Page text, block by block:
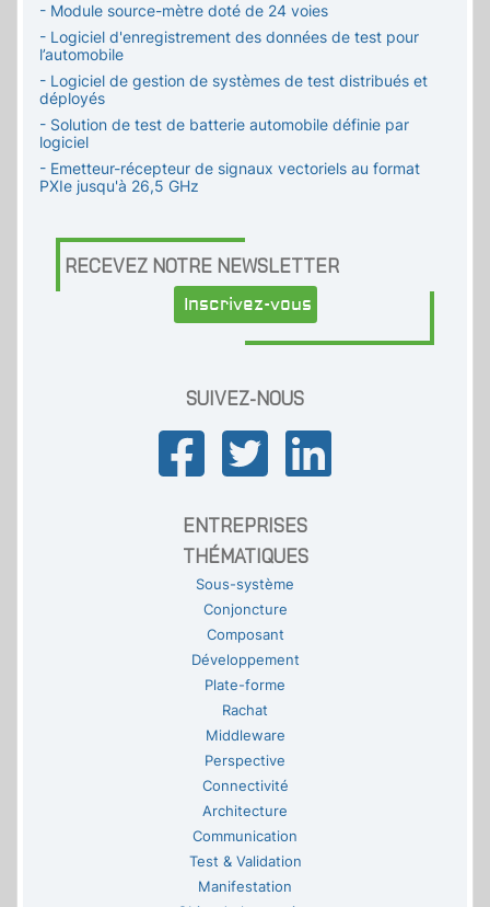
- Module source-mètre doté de 24 voies
- Logiciel d'enregistrement des données de test pour
l’automobile
- Logiciel de gestion de systèmes de test distribués et
déployés
- Solution de test de batterie automobile définie par
logiciel
- Emetteur-récepteur de signaux vectoriels au format
PXIe jusqu'à 26,5 GHz
RECEVEZ NOTRE NEWSLETTER
Inscrivez-vous
SUIVEZ-NOUS
ENTREPRISES
THÉMATIQUES
Sous-système
Conjoncture
Composant
Développement
Plate-forme
Rachat
Middleware
Perspective
Connectivité
Architecture
Communication
Test & Validation
Manifestation